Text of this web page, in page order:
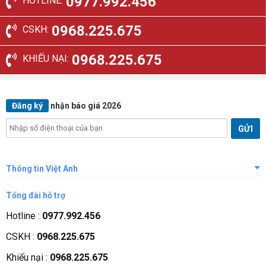
CSKH: 0968.225.675
KHIẾU NẠI: 0968.225.675
Đăng ký nhận báo giá 2026
Thông tin Việt Anh
Giới thiệu công ty
Tầm nhìn sứ mệnh
Quá trình phát triển
Các chứng nhận
Tổng đài hỗ trợ
Hotline : 0977.992.456
CSKH : 0968.225.675
Khiếu nại : 0968.225.675